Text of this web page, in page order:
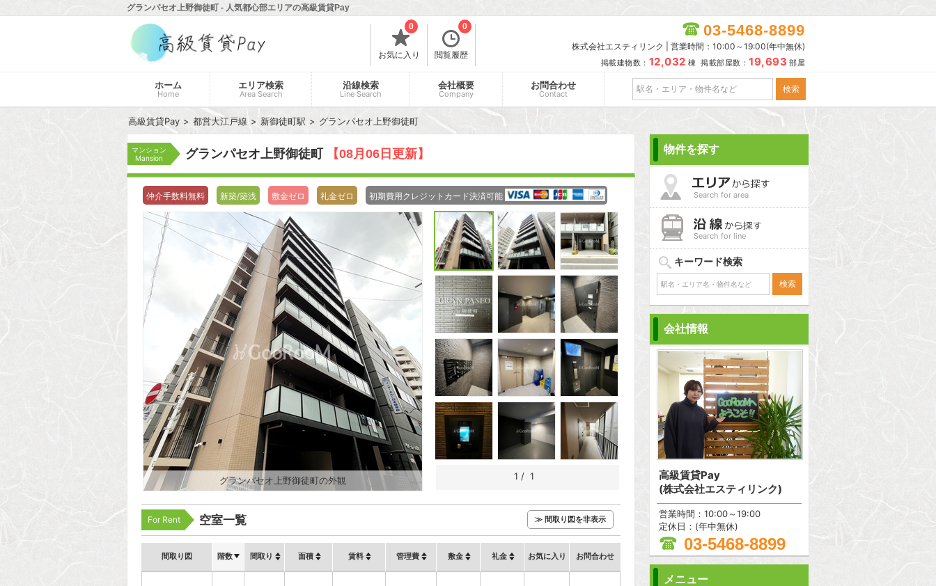
グランパセオ上野御徒町 - 人気都心部エリアの高級賃貸Pay
お気に入り
0
閲覧履歴
0 03-5468-8899
株式会社エスティリンク | 営業時間：10:00～19:00(年中無休)
掲載建物数： 12,032 棟 掲載部屋数： 19,693 部屋
ホーム
Home
エリア検索
Area Search
沿線検索
Line Search
会社概要
Company
お問合わせ
Contact
高級賃貸Pay 都営大江戸線 新御徒町駅 グランパセオ上野御徒町
マンション
Mansion
グランパセオ上野御徒町 【08月06日更新】
仲介手数料無料 新築/築浅 敷金ゼロ 礼金ゼロ 初期費用クレジットカード決済可能
グランパセオ上野御徒町の外観 1 / 1
For Rent 空室一覧 ≫ 間取り図を非表示
間取り図 階数 間取り 面積 賃料 管理費 敷金 礼金 お気に入り お問合わせ
物件を探す
Search for area
Search for line
キーワード検索
会社情報
高級賃貸Pay
(株式会社エスティリンク)
営業時間：10:00～19:00
定休日：(年中無休)
03-5468-8899
メニュー